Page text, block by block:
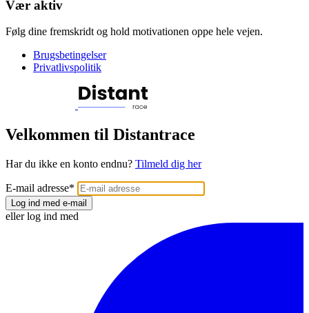
Vær aktiv
Følg dine fremskridt og hold motivationen oppe hele vejen.
Brugsbetingelser
Privatlivspolitik
Velkommen til Distantrace
Har du ikke en konto endnu? Tilmeld dig her
E-mail adresse*
Log ind med e-mail
eller log ind med